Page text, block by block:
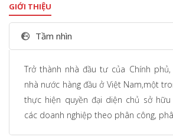
GIỚI THIỆU
Tầm nhìn
Trở thành nhà đầu tư của Chính
nhà nước hàng đầu ở Việt Nam,một
thực hiện quyền đại diện chủ sở
các doanh nghiệp theo phân công,